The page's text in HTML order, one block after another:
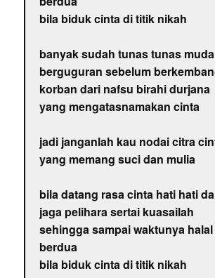
bila biduk cinta di titik nikah
banyak sudah tunas tunas muda
berguguran sebelum
korban dari nafsu birahi durjana
yang mengatasnamakan cinta
jadi janganlah kau nodai citra
yang memang suci dan mulia
bila datang rasa cinta hati hati
jaga pelihara sertai kuasailah
sehingga sampai waktunya
berdua
bila biduk cinta di titik nikah